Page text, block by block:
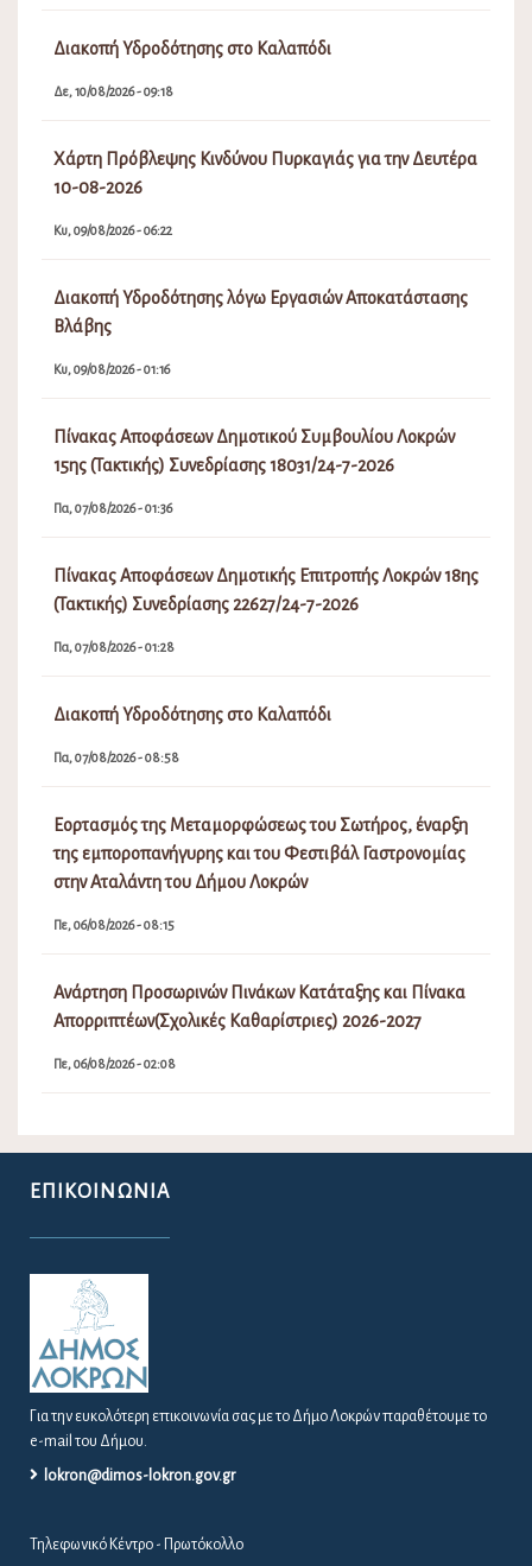
Διακοπή Υδροδότησης στο Καλαπόδι
Δε, 10/08/2026 - 09:18
Χάρτη Πρόβλεψης Κινδύνου Πυρκαγιάς για την Δευτέρα
10-08-2026
Κυ, 09/08/2026 - 06:22
Διακοπή Υδροδότησης λόγω Εργασιών Αποκατάστασης
Βλάβης
Κυ, 09/08/2026 - 01:16
Πίνακας Αποφάσεων Δημοτικού Συμβουλίου Λοκρών
15ης (Τακτικής) Συνεδρίασης 18031/24-7-2026
Πα, 07/08/2026 - 01:36
Πίνακας Αποφάσεων Δημοτικής Επιτροπής Λοκρών 18ης
(Τακτικής) Συνεδρίασης 22627/24-7-2026
Πα, 07/08/2026 - 01:28
Διακοπή Υδροδότησης στο Καλαπόδι
Πα, 07/08/2026 - 08:58
Εορτασμός της Μεταμορφώσεως του Σωτήρος, έναρξη
της εμποροπανήγυρης και του Φεστιβάλ Γαστρονομίας
στην Αταλάντη του Δήμου Λοκρών
Πε, 06/08/2026 - 08:15
Ανάρτηση Προσωρινών Πινάκων Κατάταξης και Πίνακα
Απορριπτέων(Σχολικές Καθαρίστριες) 2026-2027
Πε, 06/08/2026 - 02:08
ΕΠΙΚΟΙΝΩΝΊΑ
Για την ευκολότερη επικοινωνία σας με το Δήμο Λοκρών παραθέτουμε το
e-mail του Δήμου.
lokron@dimos-lokron.gov.gr
Τηλεφωνικό Κέντρο - Πρωτόκολλο